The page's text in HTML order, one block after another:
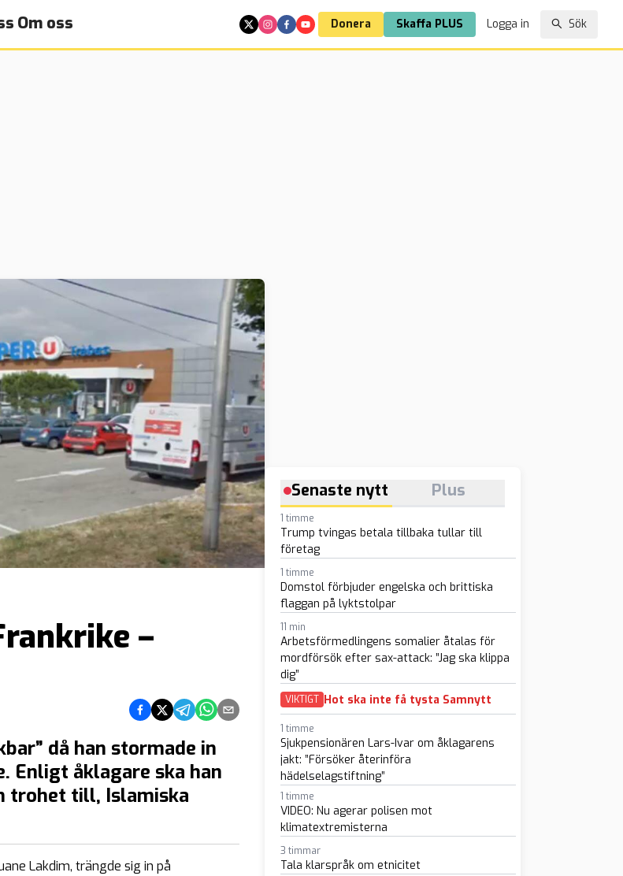
Om oss Donera Skaffa PLUS Logga in Sök
–
Dela på Facebook
Dela på Twitter
Dela på Telegram
Dela på Whatsapp
Dela via e-post
då han stormade in
Enligt åklagare ska han
trohet till, Islamiska
Lakdim, trängde sig in på
Senaste nytt Plus
1 timme
Trump tvingas betala tillbaka tullar till
företag
1 timme
Domstol förbjuder engelska och brittiska
flaggan på lyktstolpar
11 min
Arbetsförmedlingens somalier åtalas för
mordförsök efter sax-attack: ”Jag ska klippa
dig”
VIKTIGT Hot ska inte få tysta Samnytt
1 timme
Sjukpensionären Lars-Ivar om åklagarens
jakt: ”Försöker återinföra
hädelselagstiftning”
1 timme
VIDEO: Nu agerar polisen mot
klimatextremisterna
3 timmar
Tala klarspråk om etnicitet